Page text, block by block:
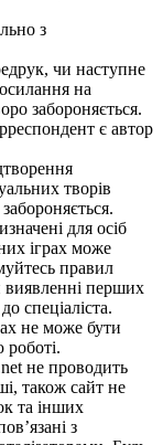
з
чи наступне
на
забороняється.
є автор
творів
для осіб
іграх може
правил
виявленні перших
спеціаліста.
не може бути
роботі.
не проводить
також сайт не
та інших
з